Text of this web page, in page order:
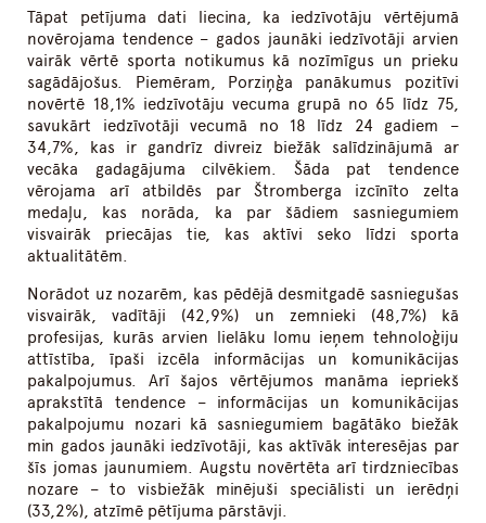
Tāpat petījuma dati liecina, ka iedzīvotāju vērtējumā
novērojama tendence – gados jaunāki iedzīvotāji arvien
vairāk vērtē sporta notikumus kā nozīmīgus un prieku
sagādājošus. Piemēram, Porziņģa panākumus pozitīvi
novērtē 18,1% iedzīvotāju vecuma grupā no 65 līdz 75,
savukārt iedzīvotāji vecumā no 18 līdz 24 gadiem –
34,7%, kas ir gandrīz divreiz biežāk salīdzinājumā ar
vecāka gadagājuma cilvēkiem. Šāda pat tendence
vērojama arī atbildēs par Štromberga izcīnīto zelta
medaļu, kas norāda, ka par šādiem sasniegumiem
visvairāk priecājas tie, kas aktīvi seko līdzi sporta
aktualitātēm.
Norādot uz nozarēm, kas pēdējā desmitgadē sasniegušas
visvairāk, vadītāji (42,9%) un zemnieki (48,7%) kā
profesijas, kurās arvien lielāku lomu ieņem tehnoloģiju
attīstība, īpaši izcēla informācijas un komunikācijas
pakalpojumus. Arī šajos vērtējumos manāma iepriekš
aprakstītā tendence – informācijas un komunikācijas
pakalpojumu nozari kā sasniegumiem bagātāko biežāk
min gados jaunāki iedzīvotāji, kas aktīvāk interesējas par
šīs jomas jaunumiem. Augstu novērtēta arī tirdzniecības
nozare – to visbiežāk minējuši speciālisti un ierēdņi
(33,2%), atzīmē pētījuma pārstāvji.